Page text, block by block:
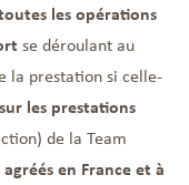
les opérations
se déroulant au
la prestation si celle-
les prestations
de la Team
agréés en France et à